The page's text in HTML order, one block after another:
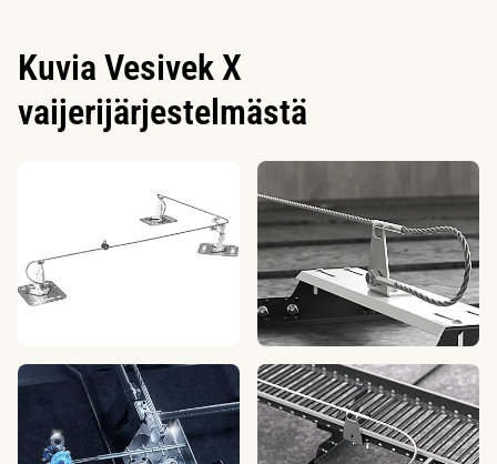
Kuvia Vesivek X
vaijerijärjestelmästä